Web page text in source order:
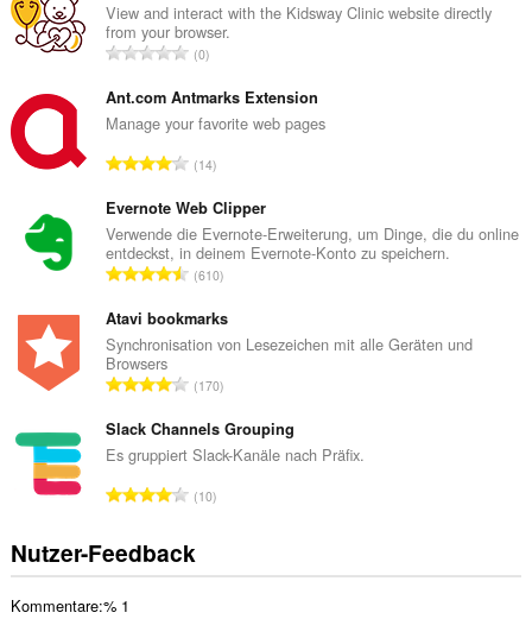
View and interact with the Kidsway Clinic website directly
from your browser.
G
s
a
t
B
e
w
e
r
t
n
e
n
0
Ant.com Antmarks Extension
Manage your favorite web pages
G
s
a
m
t
B
e
w
e
r
t
n
e
n
14
Evernote Web Clipper
Verwende die Evernote-Erweiterung, um Dinge, die du online
entdeckst, in deinem Evernote-Konto zu speichern.
G
s
a
t
B
e
w
e
t
u
610
Atavi bookmarks
Synchronisation von Lesezeichen mit alle Geräten und
Browsers
G
s
a
t
B
e
170
Slack Channels Grouping
Es gruppiert Slack-Kanäle nach Präfix.
G
s
a
10
Nutzer-Feedback
Kommentare:% 1